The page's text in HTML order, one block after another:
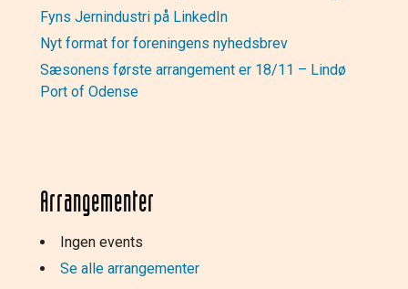
Fyns Jernindustri på LinkedIn
Nyt format for foreningens nyhedsbrev
Sæsonens første arrangement er 18/11 – Lindø
Port of Odense
Arrangementer
Ingen events
Se alle arrangementer